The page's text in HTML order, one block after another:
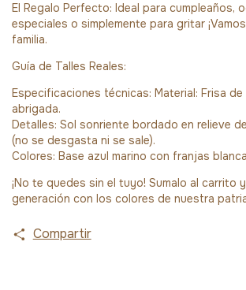
El Regalo Perfecto: Ideal para cumpleaños,
especiales o simplemente para gritar
familia.
Guía de Talles Reales:
Especificaciones técnicas: Material: Frisa
abrigada.
Detalles: Sol sonriente bordado en relieve
(no se desgasta ni se sale).
Colores: Base azul marino con franjas
¡No te quedes sin el tuyo! Sumalo al carrito
generación con los colores de nuestra
Compartir